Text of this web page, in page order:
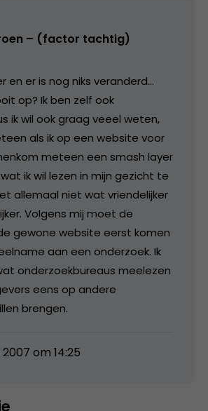
– (factor tachtig)
en er is nog niks veranderd…
op? Ik ben zelf ook
ik wil ook graag veeel weten,
als ik op een website voor
meteen een smash layer
ik wil lezen in mijn gezicht te
allemaal niet wat vriendelijker
Volgens mij moet de
gewone website eerst komen
aan een onderzoek. Ik
onderzoekbureaus meelezen
eens op andere
brengen.
om 14:25